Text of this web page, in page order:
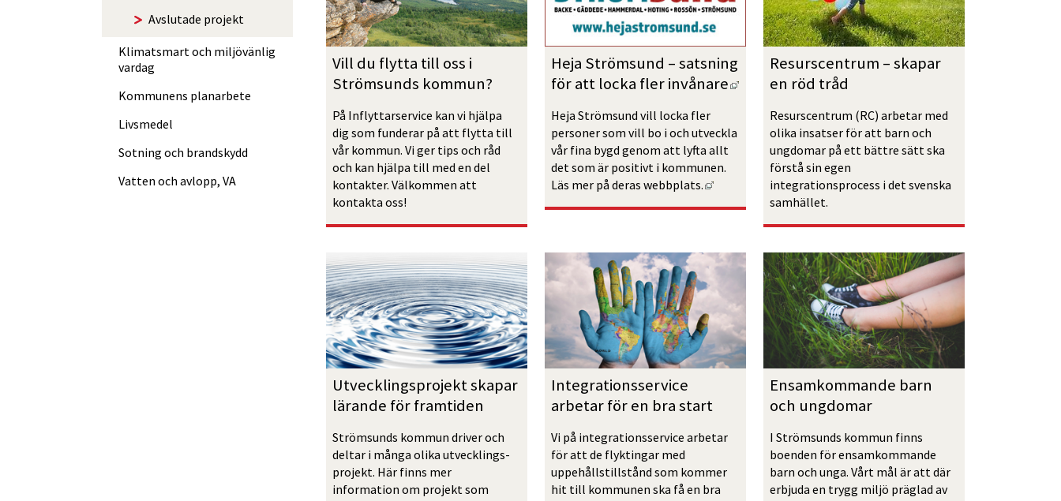
Vill du flytta till oss i
Strömsunds kommun?
På Inflyttarservice kan vi hjälpa
dig som funderar på att flytta till
vår kommun. Vi ger tips och råd
och kan hjälpa till med en del
kontakter. Välkommen att
kontakta oss!
Heja Strömsund – satsning
för att locka fler invånare Länk till annan webbplats, öppnas i nytt
Heja Strömsund vill locka fler
personer som vill bo i och utveckla
vår fina bygd genom att lyfta allt
det som är positivt i kommunen.
Läs mer på deras webbplats.
Länk till annan webbplats, öppnas i nytt fönster.
Resurscentrum – skapar
en röd tråd
Resurscentrum (RC) arbetar med
olika insatser för att barn och
ungdomar på ett bättre sätt ska
förstå sin egen
integrationsprocess i det svenska
samhället.
Utvecklingsprojekt skapar
lärande för framtiden
Strömsunds kommun driver och
deltar i många olika utvecklings­
projekt. Här finns mer
information om projekt som
Integrationsservice
arbetar för en bra start
Vi på integrationsservice arbetar
för att de flyktingar med
uppehållstillstånd som kommer
hit till kommunen ska få en bra
Ensamkommande barn
och ungdomar
I Strömsunds kommun finns
boenden för ensamkommande
barn och unga. Vårt mål är att där
erbjuda en trygg miljö präglad av
Avslutade projekt
Klimatsmart och miljövänlig
vardag
Kommunens planarbete
Livsmedel
Sotning och brandskydd
Vatten och avlopp, VA